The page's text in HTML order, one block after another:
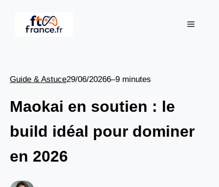
contenu
Menu
Guide & Astuce29/06/20266–9 minutes
Maokai en soutien : le
build idéal pour dominer
en 2026